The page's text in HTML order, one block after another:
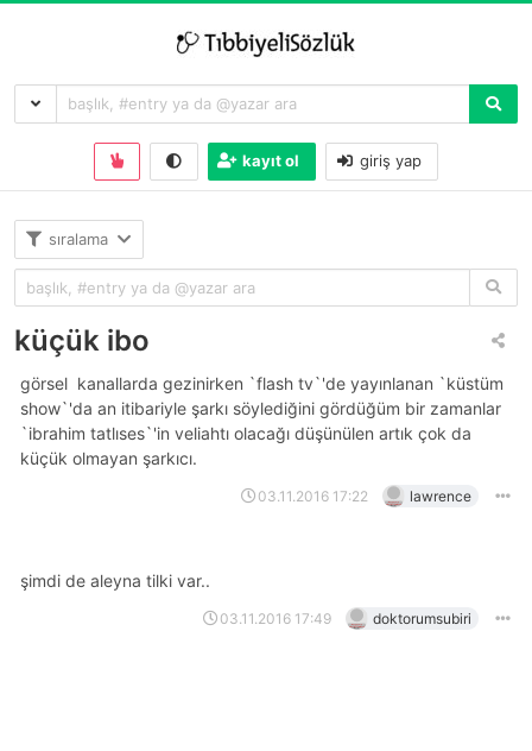
kayıt ol giriş yap
sıralama
küçük ibo
görsel kanallarda gezinirken `flash tv`'de yayınlanan `küstüm
show`'da an itibariyle şarkı söylediğini gördüğüm bir zamanlar
`i̇brahim tatlıses`'i̇n veliahtı olacağı düşünülen artık çok da
küçük olmayan şarkıcı.
03.11.2016 17:22 lawrence
şimdi de aleyna tilki var..
03.11.2016 17:49 doktorumsubiri